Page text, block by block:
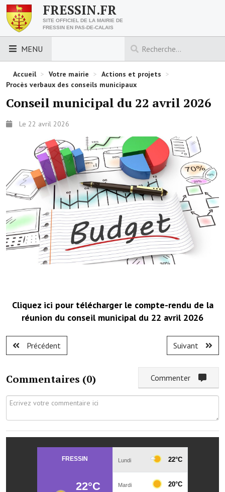
FRESSIN.FR
SITE OFFICIEL DE LA MAIRIE DE
FRESSIN EN PAS-DE-CALAIS
MENU
LES ESSENTIELS
Découvrez Fressin
Urbanisme
Nous contacter
Horaires de la mairie
Les foulées fressinoises
ACCÈS RAPIDE
Démarches administratives
Projets et travaux en cours
Numéros d'urgence
VOTRE MAIRIE
Elus et agents
L'équipe municipale
Les moyens financiers
Note de synthèse financière
Accueil > Votre mairie > Actions et projets >
Procès verbaux des conseils municipaux
Conseil municipal du 22 avril 2026
Le 22 avril 2026
Cliquez ici pour télécharger le compte-rendu de la
réunion du conseil municipal du 22 avril 2026
Précédent Suivant
Commentaires (0)